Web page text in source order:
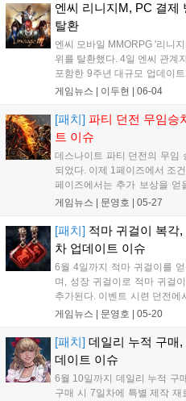
엔씨 리니지M, PC 결제
탈환
엔씨 모바일 MMORPG '리니
위를 탈환했다. 4일 엔씨 관계
포함한 9주년 대규모 업데이
추가 기대감이 순위 변동에 긍
하는 모바일 인앱...
게임뉴스 | 이두현 06-04
[패치] 파티 던전 무임승
트 이슈
데스나이트 파티 던전의 무임
되었다. 이제 1페이즈에서 조
페이즈에서는 추가 보상을 얻
리부트 월드간의 이전이 해금
카드 상자를 만들 수 있다....
게임뉴스 | 문영호 05-27
[패치] 적마 귀걸이 복각
차 업데이트 이슈
6월 4일까지 적마 귀걸이를
며, 성장 귀걸이로 적마 귀걸
추가된다. 이벤트 시련 던전에
얻을 수 있으며, 주차별 한정
게임뉴스 | 문영호 05-20
[패치] 데일리 누적 구매
데이트 이슈
6월 10일까지 데일리 누적 구
구매 시 7일차에 특별 제작